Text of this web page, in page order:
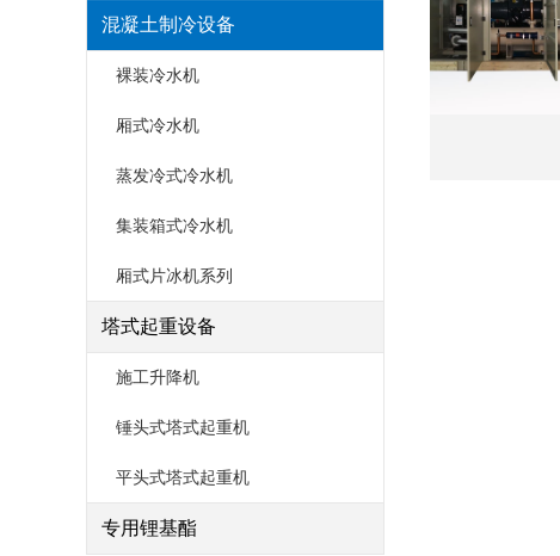
混凝土制冷设备
裸装冷水机
厢式冷水机
蒸发冷式冷水机
集装箱式冷水机
厢式片冰机系列
塔式起重设备
施工升降机
锤头式塔式起重机
平头式塔式起重机
专用锂基酯